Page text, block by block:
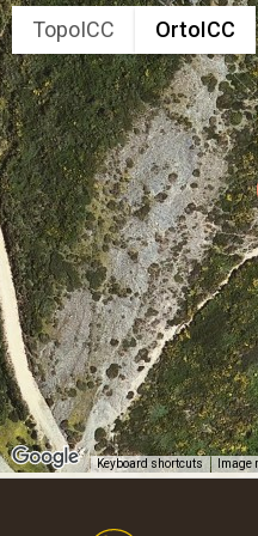
TopoICC OrtoICC
Keyboard shortcuts Image